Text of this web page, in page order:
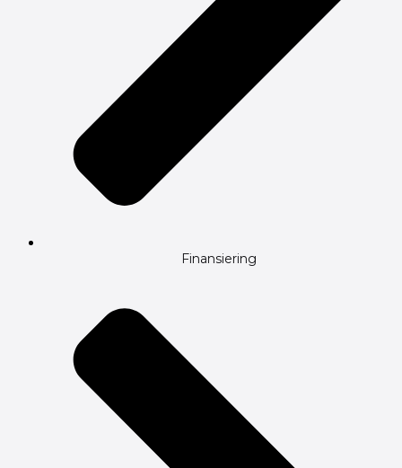
Finansiering